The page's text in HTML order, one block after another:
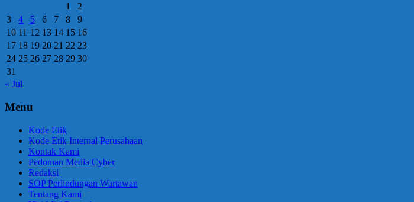
1
2
3
4 5 6 7 8
9
10 11 12 13 14 15 16
17 18 19 20 21 22 23
24 25 26 27 28 29 30
31
« Jul
Menu
Kode Etik
Kode Etik Internal Perusahaan
Kontak Kami
Pedoman Media Cyber
Redaksi
SOP Perlindungan Wartawan
Tentang Kami